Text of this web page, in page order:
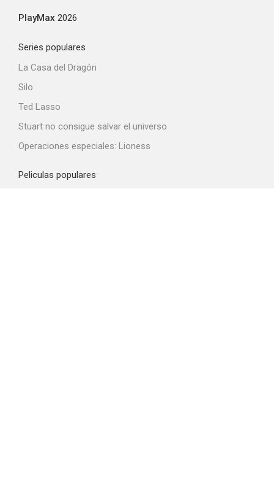
PlayMax 2026
Series populares
La Casa del Dragón
Silo
Ted Lasso
Stuart no consigue salvar el universo
Operaciones especiales: Lioness
Peliculas populares